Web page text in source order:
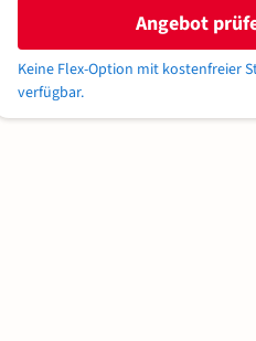
Angebot
Keine Flex-Option mit kostenfreier
verfügbar.